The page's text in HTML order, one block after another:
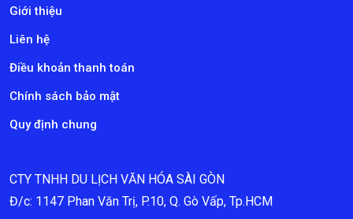
Giới thiệu
Liên hệ
Điều khoản thanh toán
Chính sách bảo mật
Quy định chung
CTY TNHH DU LỊCH VĂN HÓA SÀI GÒN
Đ/c: 1147 Phan Văn Trị, P.10, Q. Gò Vấp, Tp.HCM